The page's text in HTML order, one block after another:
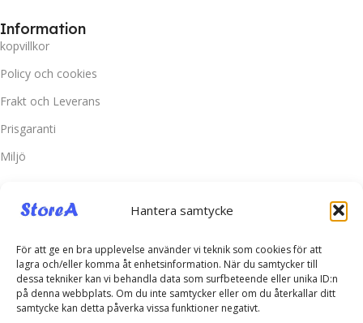
Hantera samtycke
För att ge en bra upplevelse använder vi teknik som cookies för att
lagra och/eller komma åt enhetsinformation. När du samtycker till
dessa tekniker kan vi behandla data som surfbeteende eller unika ID:n
på denna webbplats. Om du inte samtycker eller om du återkallar ditt
samtycke kan detta påverka vissa funktioner negativt.
Information
kopvillkor
Policy och cookies
Frakt och Leverans
Prisgaranti
Miljö
Kundtjänst
Kontakta oss
Retur & Reklamation
Vanliga frågor
Inloggning